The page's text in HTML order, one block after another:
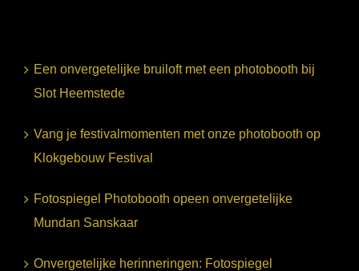
Een onvergetelijke bruiloft met een photobooth bij
Slot Heemstede
Vang je festivalmomenten met onze photobooth op
Klokgebouw Festival
Fotospiegel Photobooth opeen onvergetelijke
Mundan Sanskaar
Onvergetelijke herinneringen: Fotospiegel